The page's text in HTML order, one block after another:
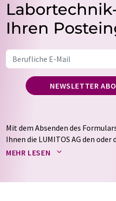
Ihren
NEWSLETTER
Mit dem Absenden des
Ihnen die LUMITOS AG den
Newsletter per E-Mail zusendet.
auf Basis unserer
MEHR LESEN